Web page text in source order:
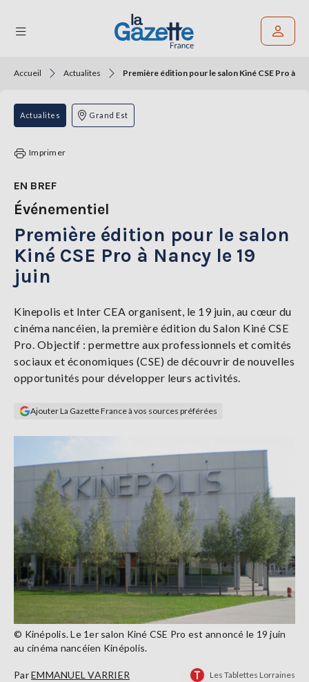
THÉMATIQUES
RÉGIONS
TENDANCES
SERVICES
LA
GAZETTE
Se
connecter
S'abonner
Accueil Actualites Première édition pour le salon Kiné CSE Pro à
Actualites Grand Est
Imprimer
EN BREF
Événementiel
Première édition pour le salon
Kiné CSE Pro à Nancy le 19
juin
Kinepolis et Inter CEA organisent, le 19 juin, au cœur du
cinéma nancéien, la première édition du Salon Kiné CSE
Pro. Objectif : permettre aux professionnels et comités
sociaux et économiques (CSE) de découvrir de nouvelles
opportunités pour développer leurs activités.
Ajouter La Gazette France à vos sources préférées
© Kinépolis. Le 1er salon Kiné CSE Pro est annoncé le 19 juin
au cinéma nancéien Kinépolis.
ParEMMANUEL VARRIER Les Tablettes Lorraines